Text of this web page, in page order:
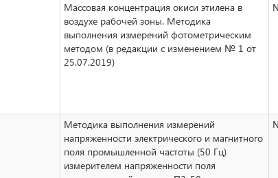
Массовая концентрация окиси этилена в
воздухе рабочей зоны. Методика
выполнения измерений фотометрическим
методом (в редакции с изменением № 1 от
25.07.2019)
Методика выполнения измерений
напряженности электрического и магнитного
поля промышленной частоты (50 Гц)
измерителем напряженности поля